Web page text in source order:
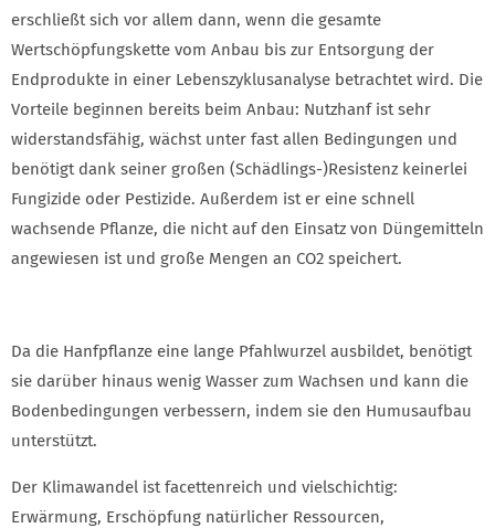
erschließt sich vor allem dann, wenn die gesamte
Wertschöpfungskette vom Anbau bis zur Entsorgung der
Endprodukte in einer Lebenszyklusanalyse betrachtet wird. Die
Vorteile beginnen bereits beim Anbau: Nutzhanf ist sehr
widerstandsfähig, wächst unter fast allen Bedingungen und
benötigt dank seiner großen (Schädlings-)Resistenz keinerlei
Fungizide oder Pestizide. Außerdem ist er eine schnell
wachsende Pflanze, die nicht auf den Einsatz von Düngemitteln
angewiesen ist und große Mengen an CO2 speichert.
Da die Hanfpflanze eine lange Pfahlwurzel ausbildet, benötigt
sie darüber hinaus wenig Wasser zum Wachsen und kann die
Bodenbedingungen verbessern, indem sie den Humusaufbau
unterstützt.
Der Klimawandel ist facettenreich und vielschichtig:
Erwärmung, Erschöpfung natürlicher Ressourcen,